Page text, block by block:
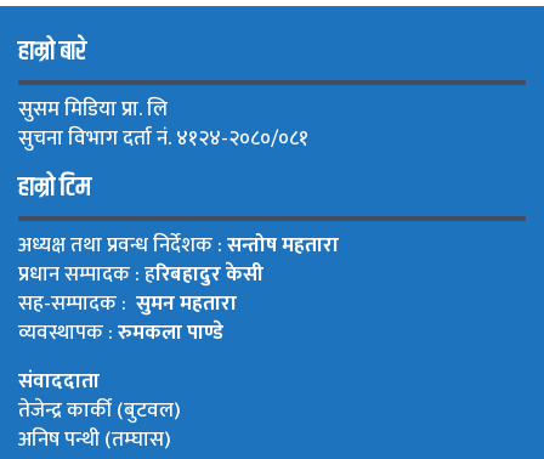
हाम्रो बारे
सुसम मिडिया प्रा. लि
सुचना विभाग दर्ता नं. ४१२४-२०८०/०८१
हाम्रो टिम
अध्यक्ष तथा प्रवन्ध निर्देशक :सन्तोष महतारा
प्रधान सम्पादक : हरिबहादुर केसी
सह-सम्पादक : सुमन महतारा
व्यवस्थापक :रुमकला पाण्डे
संवाददाता
तेजेन्द्र कार्की (बुटवल)
अनिष पन्थी (तम्घास)